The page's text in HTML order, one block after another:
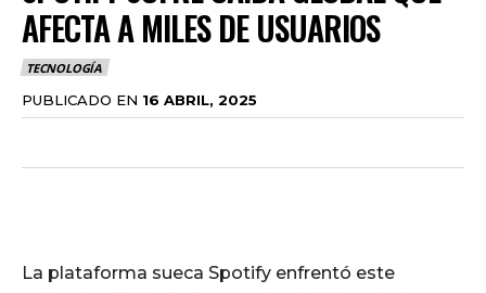
AFECTA A MILES DE USUARIOS
TECNOLOGÍA
PUBLICADO EN 16 ABRIL, 2025
La plataforma sueca Spotify enfrentó este